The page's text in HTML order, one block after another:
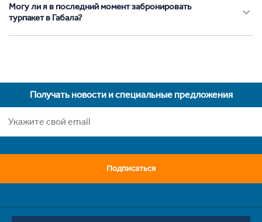
Могу ли я в последний момент забронировать
турпакет в Габала?
Получать новости и специальные предложения
Подписаться